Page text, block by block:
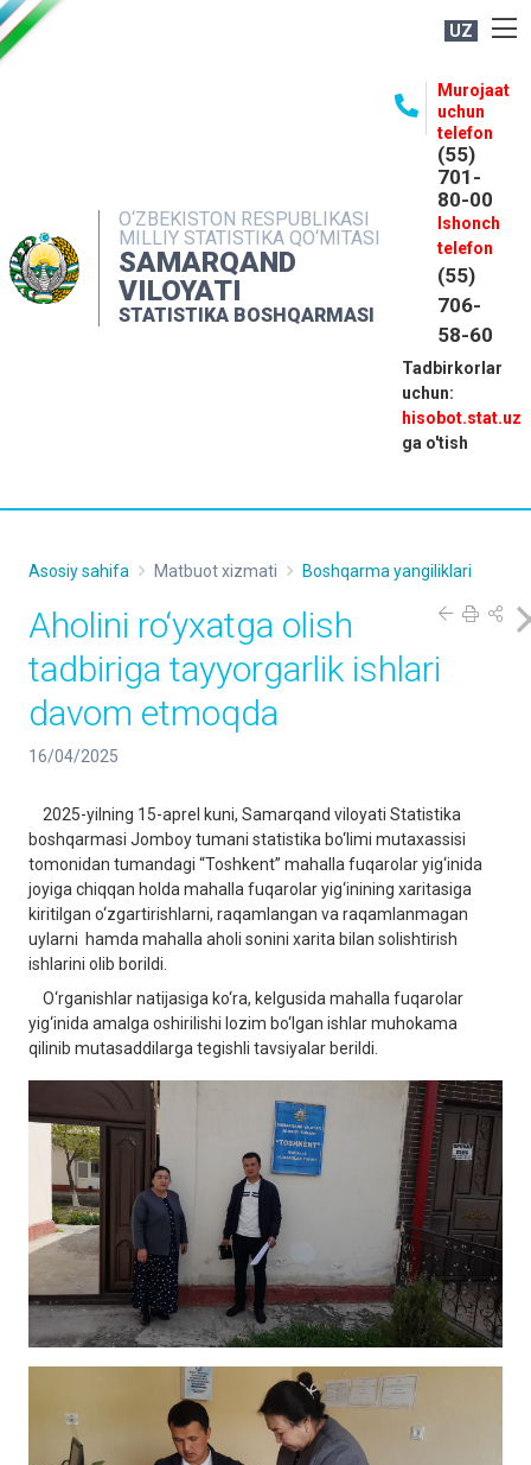
UZ
O‘ZBEKISTON RESPUBLIKASI
MILLIY STATISTIKA QO‘MITASI
SAMARQAND
VILOYATI
STATISTIKA BOSHQARMASI
Murojaat
uchun
telefon
(55)
701-
80-00
Ishonch
telefon
(55)
706-
58-60
Tadbirkorlar
uchun:
hisobot.stat.uz
ga o'tish
MATBUOT XIZMATI
MUROJAATLAR
KONTAKTLAR
Asosiy sahifa Matbuot xizmati Boshqarma yangiliklari
Aholini ro‘yxatga olish
tadbiriga tayyorgarlik ishlari
davom etmoqda
16/04/2025
2025-yilning 15-aprel kuni, Samarqand viloyati Statistika
boshqarmasi Jomboy tumani statistika bo‘limi mutaxassisi
tomonidan tumandagi “Toshkent” mahalla fuqarolar yig‘inida
joyiga chiqqan holda mahalla fuqarolar yig‘inining xaritasiga
kiritilgan o‘zgartirishlarni, raqamlangan va raqamlanmagan
uylarni hamda mahalla aholi sonini xarita bilan solishtirish
ishlarini olib borildi.
O‘rganishlar natijasiga ko‘ra, kelgusida mahalla fuqarolar
yig‘inida amalga oshirilishi lozim bo‘lgan ishlar muhokama
qilinib mutasaddilarga tegishli tavsiyalar berildi.